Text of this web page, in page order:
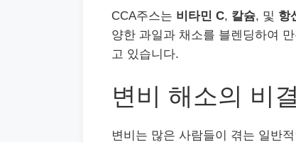
CCA주스는 비타민 C, 칼슘, 및 항
양한 과일과 채소를 블렌딩하여
고 있습니다.
변비 해소의 비
변비는 많은 사람들이 겪는 일반